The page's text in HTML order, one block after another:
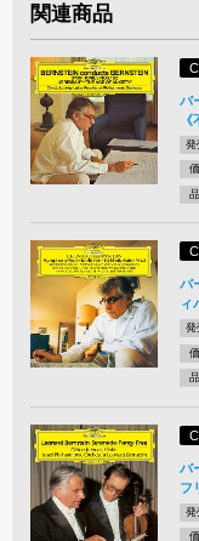
関連商品
バ
発
バ
ィ
発
バ
フ
発